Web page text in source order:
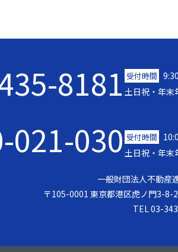
8181 受付時間
土日祝・年末
021-030 受付時間
土日祝・年末
一般財団法人不動産
〒105-0001 東京都港区虎ノ門3-8-
TEL 03-